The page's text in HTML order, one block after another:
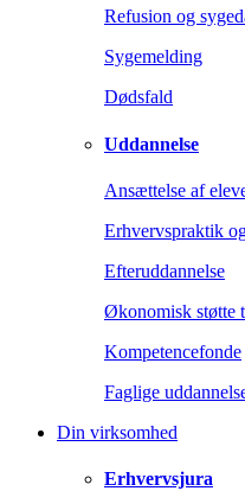
Refusion og
Sygemelding
Dødsfald
Uddannelse
Ansættelse af
Erhvervspraktik
Efteruddannelse
Økonomisk støtte
Kompetencefonde
Faglige
Din virksomhed
Erhvervsjura